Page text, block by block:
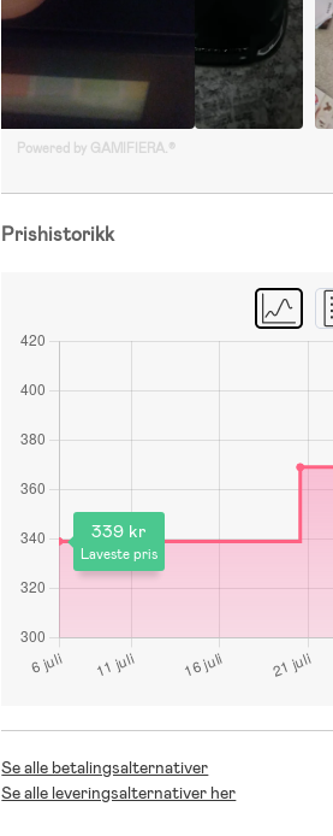
Powered by GAMIFIERA.®
Prishistorikk
339 kr
Laveste pris
Se alle betalingsalternativer
Se alle leveringsalternativer her